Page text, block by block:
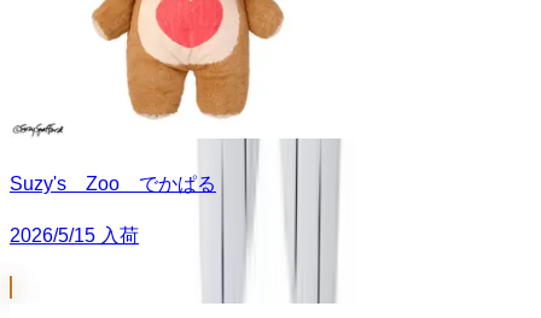
Suzy's Zoo でかぱる
2026/5/15 入荷